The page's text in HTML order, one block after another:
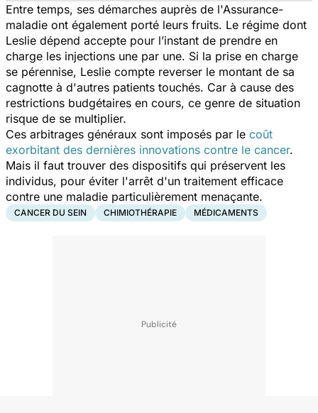
Entre temps, ses démarches auprès de l'Assurance-
maladie ont également porté leurs fruits. Le régime dont
Leslie dépend accepte pour l’instant de prendre en
charge les injections une par une. Si la prise en charge
se pérennise, Leslie compte reverser le montant de sa
cagnotte à d'autres patients touchés. Car à cause des
restrictions budgétaires en cours, ce genre de situation
risque de se multiplier.
Ces arbitrages généraux sont imposés par le coût
exorbitant des dernières innovations contre le cancer.
Mais il faut trouver des dispositifs qui préservent les
individus, pour éviter l'arrêt d'un traitement efficace
contre une maladie particulièrement menaçante.
CANCER DU SEIN CHIMIOTHÉRAPIE MÉDICAMENTS